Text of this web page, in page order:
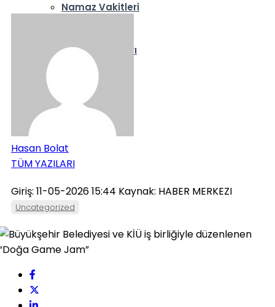
Namaz Vakitleri
Puan Durumları
Kripto Para
Hasan Bolat
TÜM YAZILARI
Giriş: 11-05-2026 15:44 Kaynak: HABER MERKEZI
Uncategorized